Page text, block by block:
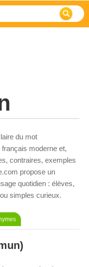
du mot
moderne et,
contraires, exemples
propose un
quotidien : élèves,
simples curieux.